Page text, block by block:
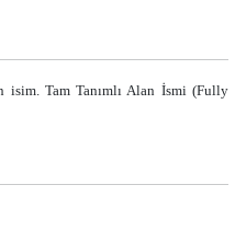
isim. Tam Tanımlı Alan İsmi (Fully